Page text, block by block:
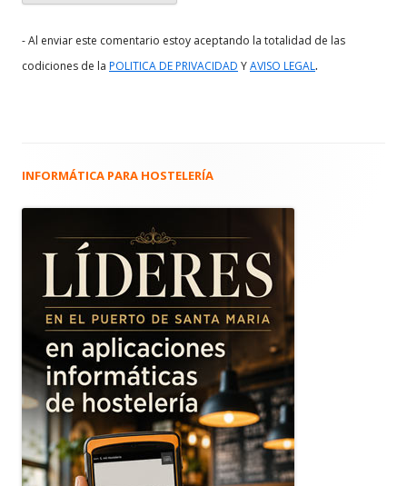
- Al enviar este comentario estoy aceptando la totalidad de las
codiciones de la POLITICA DE PRIVACIDAD YAVISO LEGAL.
Barra
principal
INFORMÁTICA PARA HOSTELERÍA